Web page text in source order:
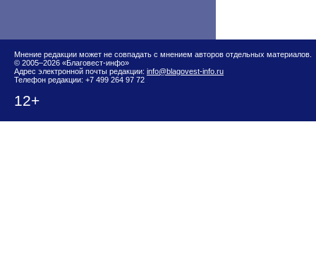
Мнение редакции может не совпадать с мнением авторов отдельных материалов.
© 2005–2026 «Благовест-инфо»
Адрес электронной почты редакции: info@blagovest-info.ru
Телефон редакции: +7 499 264 97 72
12+